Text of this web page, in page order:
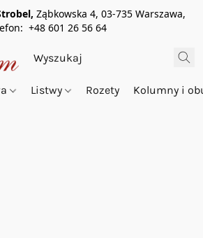
Ząbkowska 4, 03-735 Warszawa,
+48 601 26 56 64
Listwy Rozety Kolumny i